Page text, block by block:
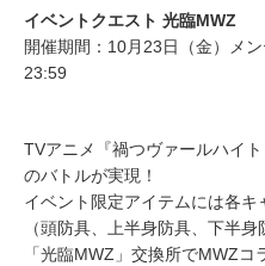
イベントクエスト 光臨MWZ
開催期間：10月23日（金）メ
23:59
TVアニメ『禍つヴァールハイ
のバトルが実現！
イベント限定アイテムには各
（頭防具、上半身防具、下半身
「光臨MWZ」交換所でMWZ